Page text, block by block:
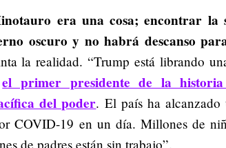
era una cosa; encontrar la
oscuro y no habrá descanso
la realidad. “Trump está librando
el primer presidente de la
del poder. El país ha
COVID-19 en un día. Millones de
de padres están sin trabajo”.